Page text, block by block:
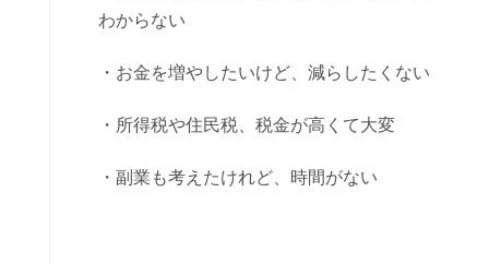
わからない
・お金を増やしたいけど、減らしたくない
・所得税や住民税、税金が高くて大変
・副業も考えたけれど、時間がない